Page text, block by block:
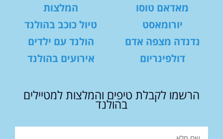
מאדאם טוסו
יורומאסט
נדנדה מצפה אדם
דולפינריום
המלצות
טיול כוכב בהולנד
הולנד עם ילדים
אירועים בהולנד
הרשמו לקבלת טיפים והמלצות למטיילים
בהולנד